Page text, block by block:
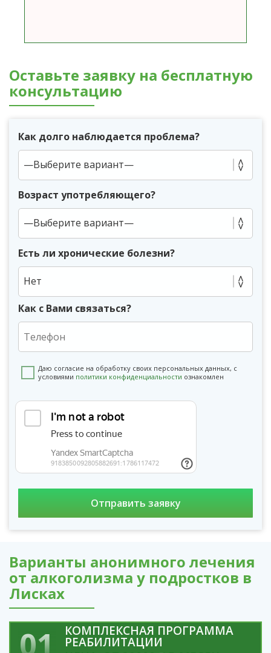
Оставьте заявку на бесплатную
консультацию
Как долго наблюдается проблема?
Возраст употребляющего?
Есть ли хронические болезни?
Нет
Как с Вами связаться?
Даю согласие на обработку своих персональных данных, с
условиями политики конфиденциальности ознакомлен
Варианты анонимного лечения
от алкоголизма у подростков в
Лисках
01 КОМПЛЕКСНАЯ ПРОГРАММА
РЕАБИЛИТАЦИИ